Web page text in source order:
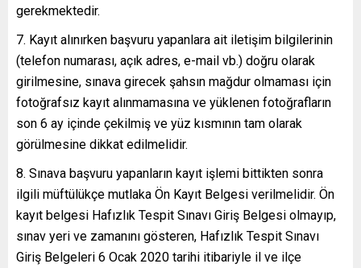
gerekmektedir.
7. Kayıt alınırken başvuru yapanlara ait iletişim bilgilerinin
(telefon numarası, açık adres, e-mail vb.) doğru olarak
girilmesine, sınava girecek şahsın mağdur olmaması için
fotoğrafsız kayıt alınmamasına ve yüklenen fotoğrafların
son 6 ay içinde çekilmiş ve yüz kısmının tam olarak
görülmesine dikkat edilmelidir.
8. Sınava başvuru yapanların kayıt işlemi bittikten sonra
ilgili müftülükçe mutlaka Ön Kayıt Belgesi verilmelidir. Ön
kayıt belgesi Hafızlık Tespit Sınavı Giriş Belgesi olmayıp,
sınav yeri ve zamanını gösteren, Hafızlık Tespit Sınavı
Giriş Belgeleri 6 Ocak 2020 tarihi itibariyle il ve ilçe